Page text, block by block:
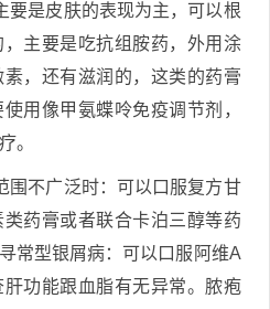
要是皮肤的表现为主，可以根
主要是吃抗组胺药，外用涂
，还有滋润的，这类的药膏
用像甲氨蝶呤免疫调节剂，
。
围不广泛时：可以口服复方甘
药膏或者联合卡泊三醇等药
常型银屑病：可以口服阿维A
功能跟血脂有无异常。脓疱